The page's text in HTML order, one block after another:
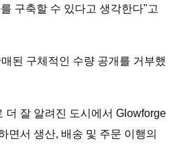
구축할 수 있다고 생각한다"고
된 구체적인 수량 공개를 거부했
더 잘 알려진 도시에서 Glowforge
면서 생산, 배송 및 주문 이행의